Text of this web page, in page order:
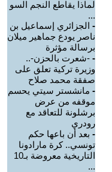
لماذا يقاطع النجم السو
...
- الجزائري إسماعيل بن
ناصر يودع جماهير ميلان
برسالة مؤثرة
- -شعرت بالحزن-..
وزيرة تركية تعلق على
صفقة محمد صلاح
- مانشستر سيتي يحسم
موقفه من عرض
برشلونة للتعاقد مع
رودري
- بعد أن باعها حكم
تونسي.. كرة مارادونا
التاريخية معروضة بـ10
...